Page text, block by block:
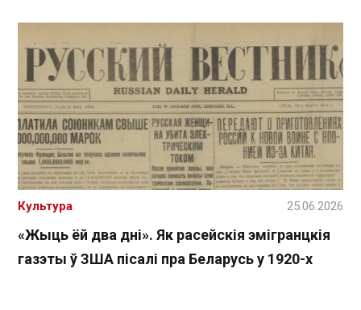
«Жыць ёй два дні». Як расейскія эмігранцкія
газэты ў ЗША пісалі пра Беларусь у 1920-х
Культура 25.06.2026